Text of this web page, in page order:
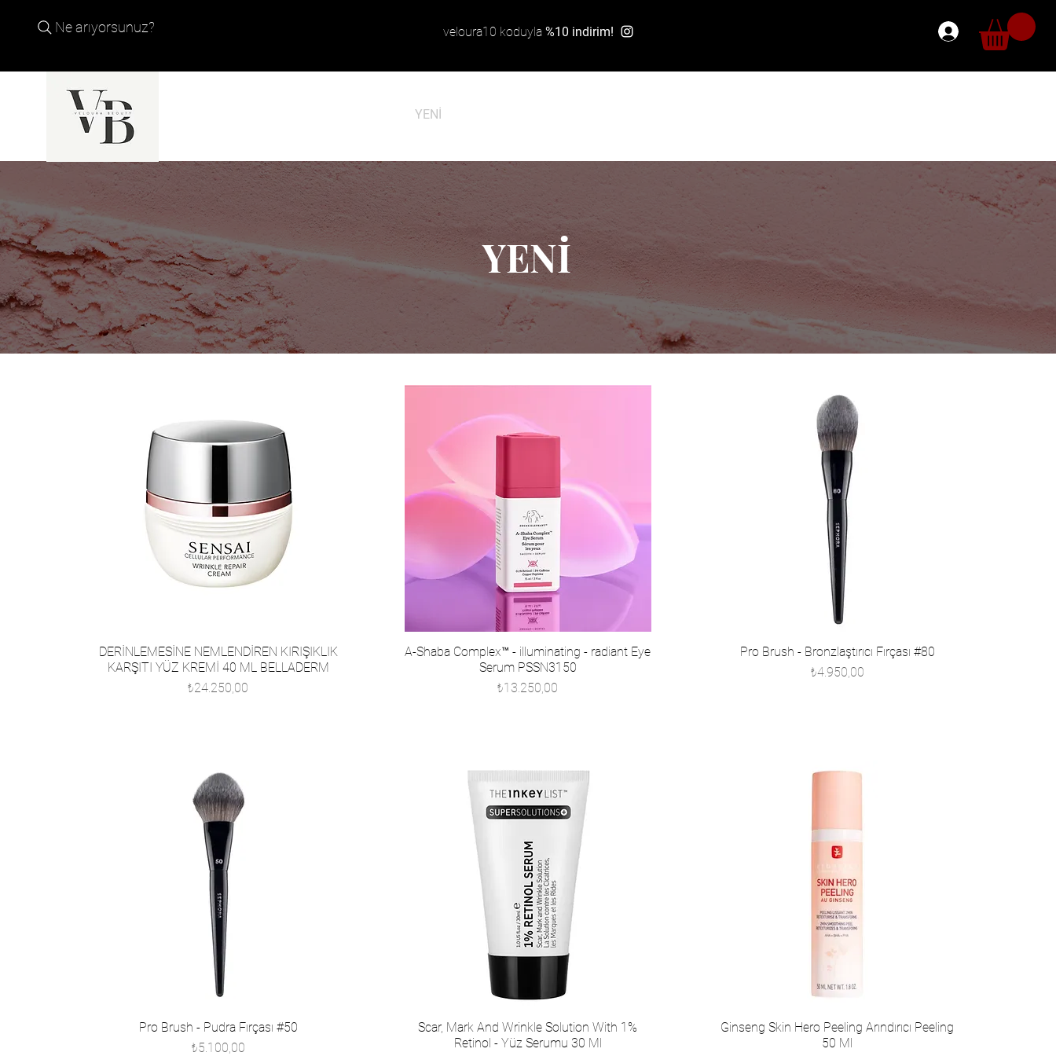
Ne arıyorsunuz? veloura10 koduyla %10 indirim!
YENİ
YENİ
DERİNLEMESİNE NEMLENDİREN KIRIŞIKLIK
KARŞITI YÜZ KREMİ 40 ML BELLADERM
Fiyat
₺24.250,00
A-Shaba Complex™ - illuminating - radiant Eye
Serum PSSN3150
Fiyat
₺13.250,00
Pro Brush - Bronzlaştırıcı Fırçası #80
Fiyat
₺4.950,00
Pro Brush - Pudra Fırçası #50
Fiyat
₺5.100,00
Scar, Mark And Wrinkle Solution With 1%
Retinol - Yüz Serumu 30 Ml
Ginseng Skin Hero Peeling Arındırıcı Peeling
50 Ml